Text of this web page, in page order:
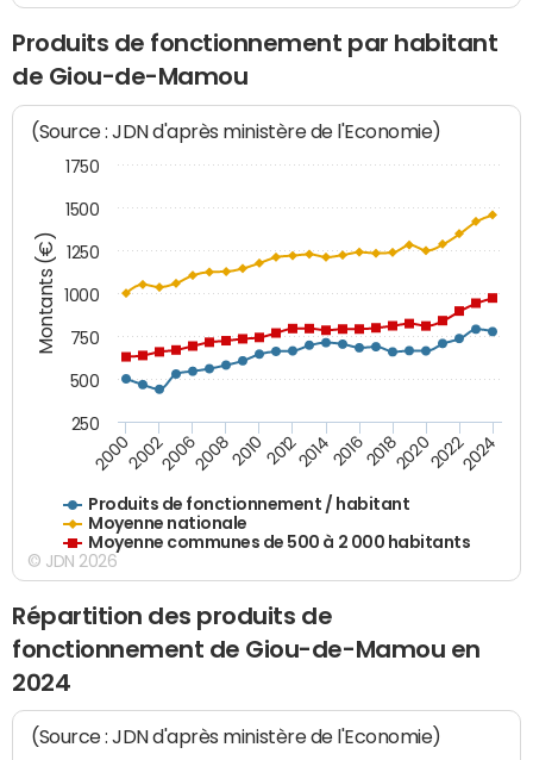
Produits de fonctionnement par habitant
de Giou-de-Mamou
Montants (€)
(Source : JDN d'après ministère de l'Economie)
Produits de fonctionnement / habitant
Moyenne nationale
Moyenne communes de 500 à 2 000 habitants
200020022006200820102012201420162018202020222024
250
500
750
1000
1250
1500
1750
© JDN 2026
Répartition des produits de
fonctionnement de Giou-de-Mamou en
2024
(Source : JDN d'après ministère de l'Economie)